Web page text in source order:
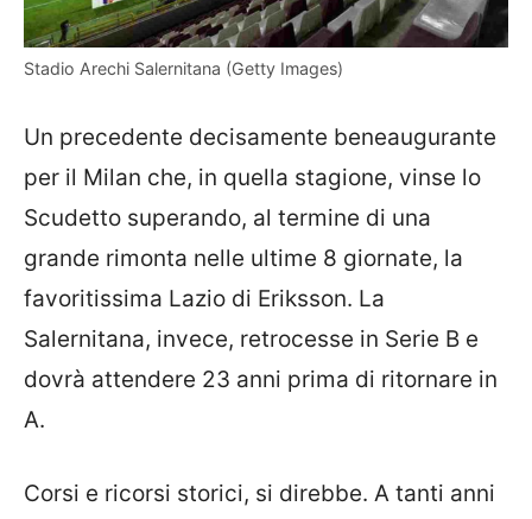
Stadio Arechi Salernitana (Getty Images)
Un precedente decisamente beneaugurante
per il Milan che, in quella stagione, vinse lo
Scudetto superando, al termine di una
grande rimonta nelle ultime 8 giornate, la
favoritissima Lazio di Eriksson. La
Salernitana, invece, retrocesse in Serie B e
dovrà attendere 23 anni prima di ritornare in
A.
Corsi e ricorsi storici, si direbbe. A tanti anni